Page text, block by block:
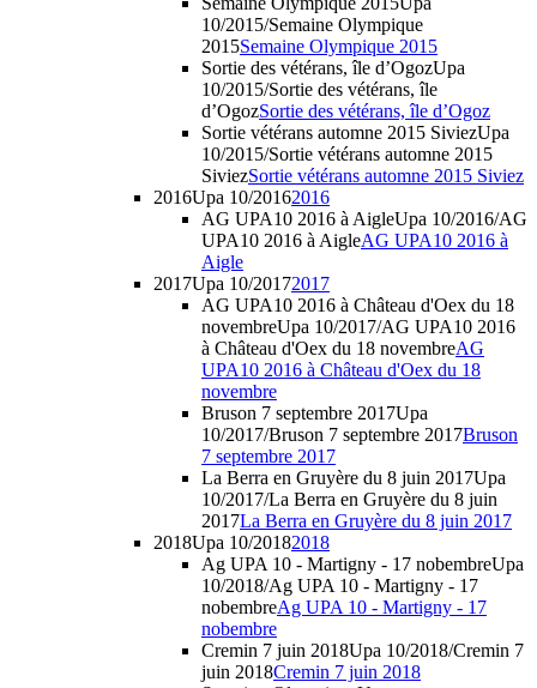
10/2015/Semaine Olympique
2015Semaine Olympique 2015
Sortie des vétérans, île d’OgozUpa
10/2015/Sortie des vétérans, île
d’OgozSortie des vétérans, île d’Ogoz
Sortie vétérans automne 2015 SiviezUpa
10/2015/Sortie vétérans automne 2015
SiviezSortie vétérans automne 2015 Siviez
2016Upa 10/20162016
AG UPA10 2016 à AigleUpa 10/2016/AG
UPA10 2016 à AigleAG UPA10 2016 à
Aigle
2017Upa 10/20172017
AG UPA10 2016 à Château d'Oex du 18
novembreUpa 10/2017/AG UPA10 2016
à Château d'Oex du 18 novembreAG
UPA10 2016 à Château d'Oex du 18
novembre
Bruson 7 septembre 2017Upa
10/2017/Bruson 7 septembre 2017Bruson
7 septembre 2017
La Berra en Gruyère du 8 juin 2017Upa
10/2017/La Berra en Gruyère du 8 juin
2017La Berra en Gruyère du 8 juin 2017
2018Upa 10/20182018
Ag UPA 10 - Martigny - 17 nobembreUpa
10/2018/Ag UPA 10 - Martigny - 17
nobembreAg UPA 10 - Martigny - 17
nobembre
Cremin 7 juin 2018Upa 10/2018/Cremin 7
juin 2018Cremin 7 juin 2018